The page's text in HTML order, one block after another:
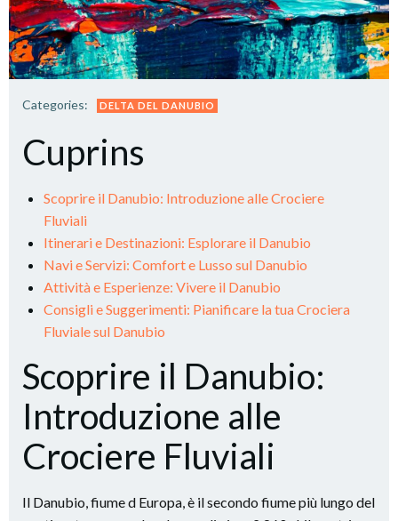
Categories: DELTA DEL DANUBIO
Cuprins
Scoprire il Danubio: Introduzione alle Crociere
Fluviali
Itinerari e Destinazioni: Esplorare il Danubio
Navi e Servizi: Comfort e Lusso sul Danubio
Attività e Esperienze: Vivere il Danubio
Consigli e Suggerimenti: Pianificare la tua Crociera
Fluviale sul Danubio
Scoprire il Danubio:
Introduzione alle
Crociere Fluviali
Il Danubio, fiume d Europa, è il secondo fiume più lungo del